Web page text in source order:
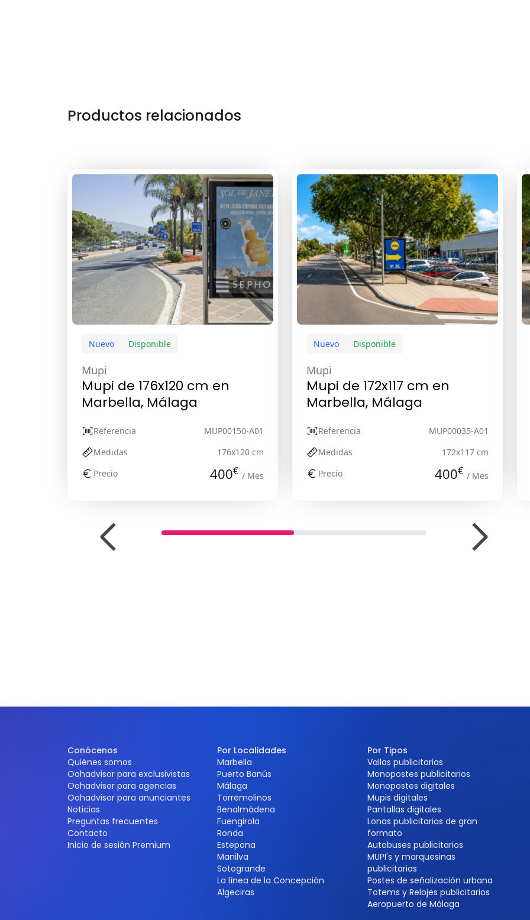
Productos relacionados
Nuevo Disponible
Mupi
Mupi de 176x120 cm en
Marbella, Málaga
Referencia
MUP00150-A01
Medidas
176x120 cm
Precio
400€ / Mes
Nuevo Disponible
Mupi
Mupi de 172x117 cm en
Marbella, Málaga
Referencia
MUP00035-A01
Medidas
172x117 cm
Precio
400€ / Mes
Conócenos
Quiénes somos
Oohadvisor para exclusivistas
Oohadvisor para agencias
Oohadvisor para anunciantes
Noticias
Preguntas frecuentes
Contacto
Inicio de sesión Premium
Por Localidades
Marbella
Puerto Banús
Málaga
Torremolinos
Benalmádena
Fuengirola
Ronda
Estepona
Manilva
Sotogrande
La línea de la Concepción
Algeciras
Por Tipos
Vallas publicitarias
Monopostes publicitarios
Monopostes digitales
Mupis digitales
Pantallas digitales
Lonas publicitarias de gran
formato
Autobuses publicitarios
MUPI's y marquesinas
publicitarias
Postes de señalización urbana
Totems y Relojes publicitarios
Aeropuerto de Málaga